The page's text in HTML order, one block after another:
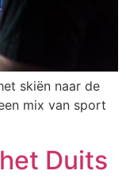
skiën naar de
mix van sport
Duits